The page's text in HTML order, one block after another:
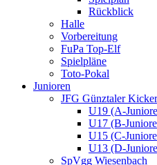
Rückblick
Halle
Vorbereitung
FuPa Top-Elf
Spielpläne
Toto-Pokal
Junioren
JFG Günztaler
U19 (A-
U17 (B-
U15 (C-
U13 (D-
SpVgg Wiesenbach